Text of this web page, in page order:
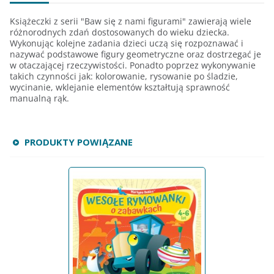
Książeczki z serii "Baw się z nami figurami" zawierają wiele
różnorodnych zdań dostosowanych do wieku dziecka.
Wykonując kolejne zadania dzieci uczą się rozpoznawać i
nazywać podstawowe figury geometryczne oraz dostrzegać je
w otaczającej rzeczywistości. Ponadto poprzez wykonywanie
takich czynności jak: kolorowanie, rysowanie po śladzie,
wycinanie, wklejanie elementów kształtują sprawność
manualną rąk.
PRODUKTY POWIĄZANE